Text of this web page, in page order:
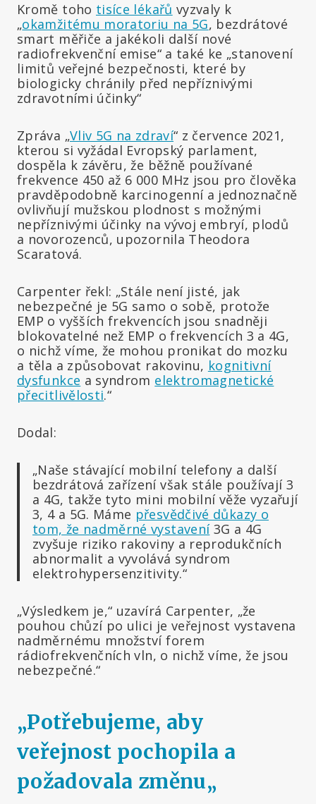
Kromě toho tisíce lékařů vyzvaly k
„okamžitému moratoriu na 5G, bezdrátové
smart měřiče a jakékoli další nové
radiofrekvenční emise“ a také ke „stanovení
limitů veřejné bezpečnosti, které by
biologicky chránily před nepříznivými
zdravotními účinky“
Zpráva „Vliv 5G na zdraví“ z července 2021,
kterou si vyžádal Evropský parlament,
dospěla k závěru, že běžně používané
frekvence 450 až 6 000 MHz jsou pro člověka
pravděpodobně karcinogenní a jednoznačně
ovlivňují mužskou plodnost s možnými
nepříznivými účinky na vývoj embryí, plodů
a novorozenců, upozornila Theodora
Scaratová.
Carpenter řekl: „Stále není jisté, jak
nebezpečné je 5G samo o sobě, protože
EMP o vyšších frekvencích jsou snadněji
blokovatelné než EMP o frekvencích 3 a 4G,
o nichž víme, že mohou pronikat do mozku
a těla a způsobovat rakovinu, kognitivní
dysfunkce a syndrom elektromagnetické
přecitlivělosti.“
Dodal:
„Naše stávající mobilní telefony a další
bezdrátová zařízení však stále používají 3
a 4G, takže tyto mini mobilní věže vyzařují
3, 4 a 5G. Máme přesvědčivé důkazy o
tom, že nadměrné vystavení3G a 4G
zvyšuje riziko rakoviny a reprodukčních
abnormalit a vyvolává syndrom
elektrohypersenzitivity.“
„Výsledkem je,“ uzavírá Carpenter, „že
pouhou chůzí po ulici je veřejnost vystavena
nadměrnému množství forem
rádiofrekvenčních vln, o nichž víme, že jsou
nebezpečné.“
„Potřebujeme, aby
veřejnost pochopila a
požadovala změnu„